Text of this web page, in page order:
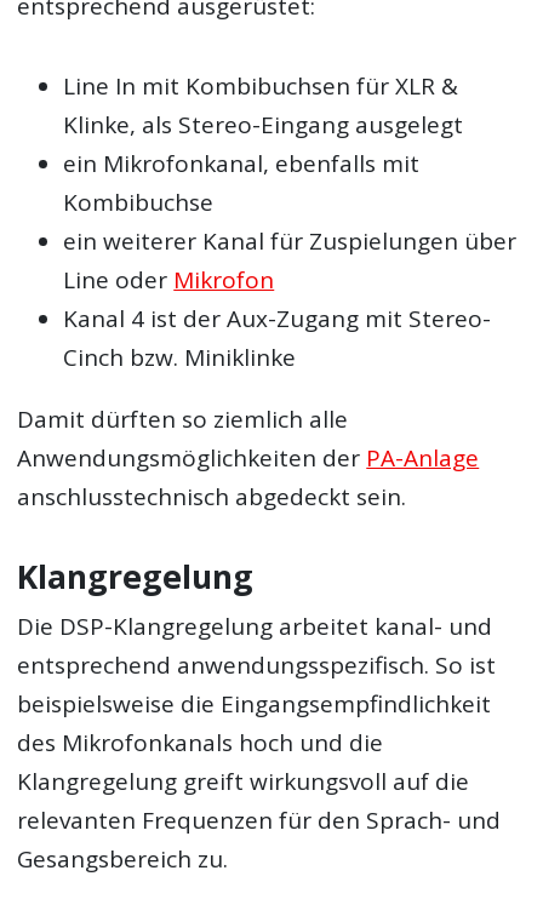
Line In mit Kombibuchsen für XLR &
Klinke, als Stereo-Eingang ausgelegt
ein Mikrofonkanal, ebenfalls mit
Kombibuchse
ein weiterer Kanal für Zuspielungen über
Line oder Mikrofon
Kanal 4 ist der Aux-Zugang mit Stereo-
Cinch bzw. Miniklinke
Damit dürften so ziemlich alle
Anwendungsmöglichkeiten der PA-Anlage
anschlusstechnisch abgedeckt sein.
Klangregelung
Die DSP-Klangregelung arbeitet kanal- und
entsprechend anwendungsspezifisch. So ist
beispielsweise die Eingangsempfindlichkeit
des Mikrofonkanals hoch und die
Klangregelung greift wirkungsvoll auf die
relevanten Frequenzen für den Sprach- und
Gesangsbereich zu.